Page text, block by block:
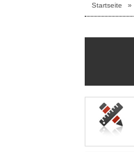
Startseite »